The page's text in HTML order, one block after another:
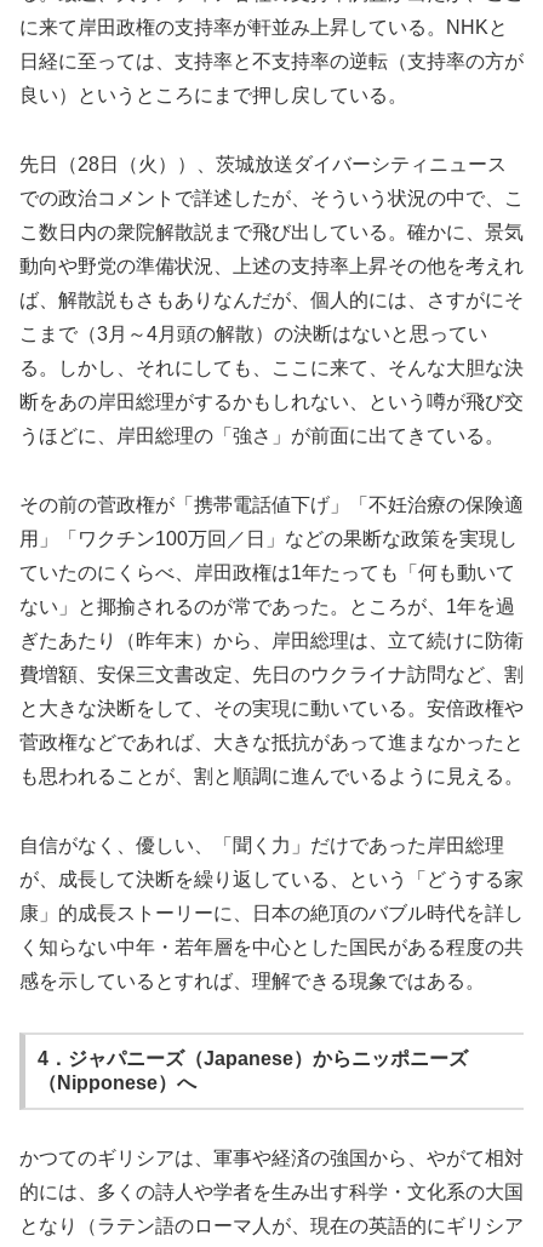
に来て岸田政権の支持率が軒並み上昇している。NHKと
日経に至っては、支持率と不支持率の逆転（支持率の方が
良い）というところにまで押し戻している。
先日（28日（火））、茨城放送ダイバーシティニュース
での政治コメントで詳述したが、そういう状況の中で、こ
こ数日内の衆院解散説まで飛び出している。確かに、景気
動向や野党の準備状況、上述の支持率上昇その他を考えれ
ば、解散説もさもありなんだが、個人的には、さすがにそ
こまで（3月～4月頭の解散）の決断はないと思ってい
る。しかし、それにしても、ここに来て、そんな大胆な決
断をあの岸田総理がするかもしれない、という噂が飛び交
うほどに、岸田総理の「強さ」が前面に出てきている。
その前の菅政権が「携帯電話値下げ」「不妊治療の保険適
用」「ワクチン100万回／日」などの果断な政策を実現し
ていたのにくらべ、岸田政権は1年たっても「何も動いて
ない」と揶揄されるのが常であった。ところが、1年を過
ぎたあたり（昨年末）から、岸田総理は、立て続けに防衛
費増額、安保三文書改定、先日のウクライナ訪問など、割
と大きな決断をして、その実現に動いている。安倍政権や
菅政権などであれば、大きな抵抗があって進まなかったと
も思われることが、割と順調に進んでいるように見える。
自信がなく、優しい、「聞く力」だけであった岸田総理
が、成長して決断を繰り返している、という「どうする家
康」的成長ストーリーに、日本の絶頂のバブル時代を詳し
く知らない中年・若年層を中心とした国民がある程度の共
感を示しているとすれば、理解できる現象ではある。
4．ジャパニーズ（Japanese）からニッポニーズ
（Nipponese）へ
かつてのギリシアは、軍事や経済の強国から、やがて相対
的には、多くの詩人や学者を生み出す科学・文化系の大国
となり（ラテン語のローマ人が、現在の英語的にギリシア